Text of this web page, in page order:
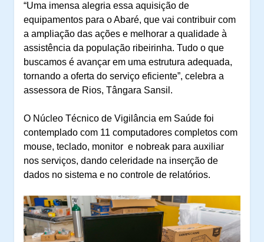
“Uma imensa alegria essa aquisição de
equipamentos para o Abaré, que vai contribuir com
a ampliação das ações e melhorar a qualidade à
assistência da população ribeirinha. Tudo o que
buscamos é avançar em uma estrutura adequada,
tornando a oferta do serviço eficiente”, celebra a
assessora de Rios, Tângara Sansil.
O Núcleo Técnico de Vigilância em Saúde foi
contemplado com 11 computadores completos com
mouse, teclado, monitor e nobreak para auxiliar
nos serviços, dando celeridade na inserção de
dados no sistema e no controle de relatórios.